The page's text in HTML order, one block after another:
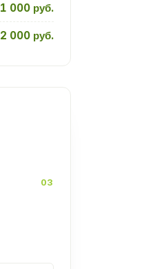
1 000 руб.
2 000 руб.